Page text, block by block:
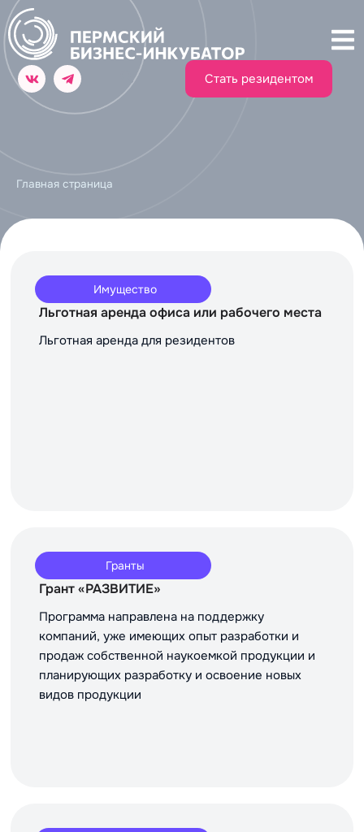
Стать резидентом
Главная страница
Имущество
Льготная аренда офиса или рабочего места
Льготная аренда для резидентов
Гранты
Грант «РАЗВИТИЕ»
Программа направлена на поддержку
компаний, уже имеющих опыт разработки и
продаж собственной наукоемкой продукции и
планирующих разработку и освоение новых
видов продукции